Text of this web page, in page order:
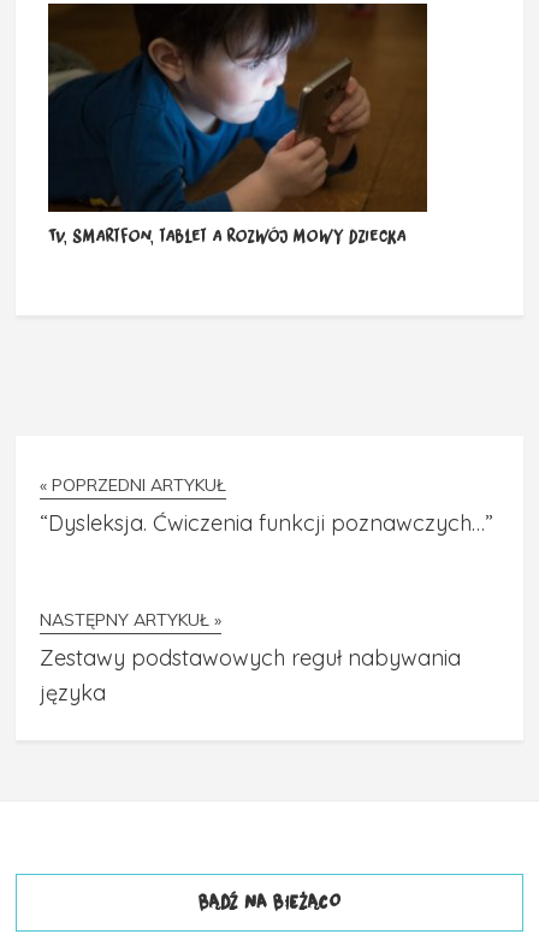
Tv, smartfon, tablet a rozwój mowy dziecka
« POPRZEDNI ARTYKUŁ
“Dysleksja. Ćwiczenia funkcji poznawczych…”
NASTĘPNY ARTYKUŁ »
Zestawy podstawowych reguł nabywania
języka
BĄDŹ NA BIEŻĄCO